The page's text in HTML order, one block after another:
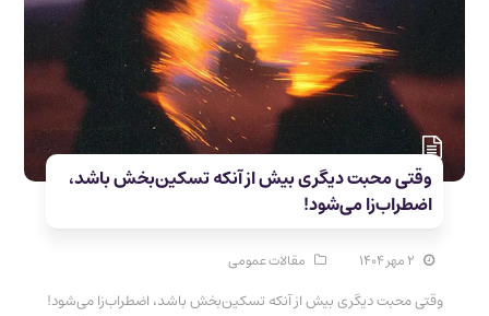
وقتی محبت دیگری بیش از آنکه تسکین‌بخش باشد،
اضطراب‌زا می‌شود!
۲ مهر ۱۴۰۴ مقالات عمومی
وقتی محبت دیگری بیش از آنکه تسکین‌بخش باشد، اضطراب‌زا می‌شود!